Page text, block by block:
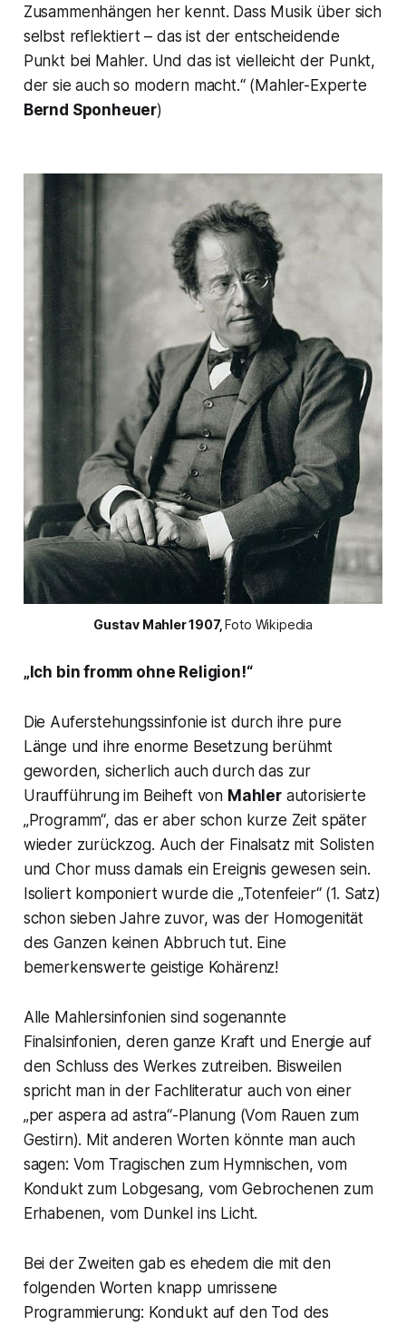
Zusammenhängen her kennt. Dass Musik über sich
selbst reflektiert – das ist der entscheidende
Punkt bei Mahler. Und das ist vielleicht der Punkt,
der sie auch so modern macht.“ (Mahler-Experte
Bernd Sponheuer)
Gustav Mahler 1907, Foto Wikipedia
„Ich bin fromm ohne Religion!“
Die Auferstehungssinfonie ist durch ihre pure
Länge und ihre enorme Besetzung berühmt
geworden, sicherlich auch durch das zur
Uraufführung im Beiheft von Mahlerautorisierte
„Programm“, das er aber schon kurze Zeit später
wieder zurückzog. Auch der Finalsatz mit Solisten
und Chor muss damals ein Ereignis gewesen sein.
Isoliert komponiert wurde die „Totenfeier“ (1. Satz)
schon sieben Jahre zuvor, was der Homogenität
des Ganzen keinen Abbruch tut. Eine
bemerkenswerte geistige Kohärenz!
Alle Mahlersinfonien sind sogenannte
Finalsinfonien, deren ganze Kraft und Energie auf
den Schluss des Werkes zutreiben. Bisweilen
spricht man in der Fachliteratur auch von einer
„per aspera ad astra“-Planung (Vom Rauen zum
Gestirn). Mit anderen Worten könnte man auch
sagen: Vom Tragischen zum Hymnischen, vom
Kondukt zum Lobgesang, vom Gebrochenen zum
Erhabenen, vom Dunkel ins Licht.
Bei der Zweiten gab es ehedem die mit den
folgenden Worten knapp umrissene
Programmierung: Kondukt auf den Tod des